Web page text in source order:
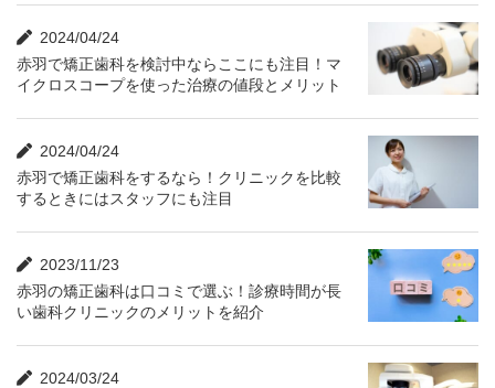
2024/04/24
赤羽で矯正歯科を検討中ならここにも注目！マ
イクロスコープを使った治療の値段とメリット
2024/04/24
赤羽で矯正歯科をするなら！クリニックを比較
するときにはスタッフにも注目
2023/11/23
赤羽の矯正歯科は口コミで選ぶ！診療時間が長
い歯科クリニックのメリットを紹介
2024/03/24